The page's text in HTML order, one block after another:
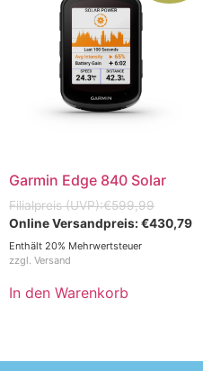
Garmin Edge 840 Solar
€599,99
€430,79
Enthält 20% Mehrwertsteuer
zzgl. Versand
In den Warenkorb